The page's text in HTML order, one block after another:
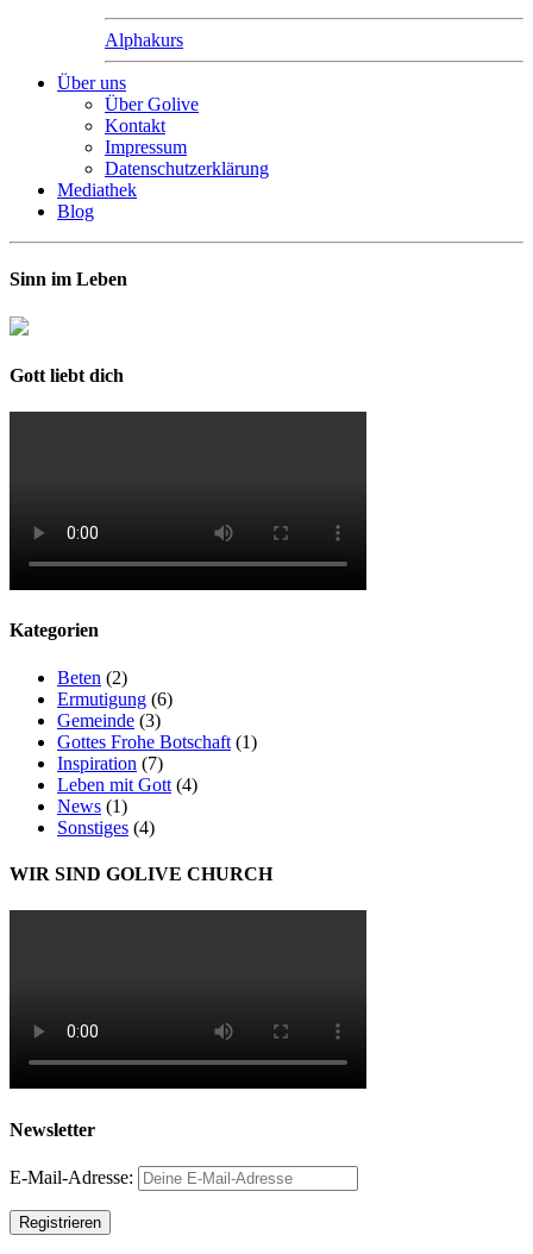
Alphakurs
Über uns
Über Golive
Kontakt
Impressum
Datenschutzerklärung
Mediathek
Blog
Sinn im Leben
Gott liebt dich
Kategorien
Beten (2)
Ermutigung (6)
Gemeinde (3)
Gottes Frohe Botschaft (1)
Inspiration (7)
Leben mit Gott (4)
News (1)
Sonstiges (4)
WIR SIND GOLIVE CHURCH
Newsletter
E-Mail-Adresse: